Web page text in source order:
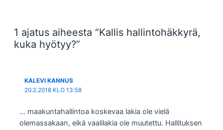
1 ajatus aiheesta “Kallis hallintohäkkyrä,
kuka hyötyy?”
KALEVI KANNUS
20.2.2018 KLO 13:58
… maakuntahallintoa koskevaa lakia ole vielä
olemassakaan, eikä vaalilakia ole muutettu. Hallituksen